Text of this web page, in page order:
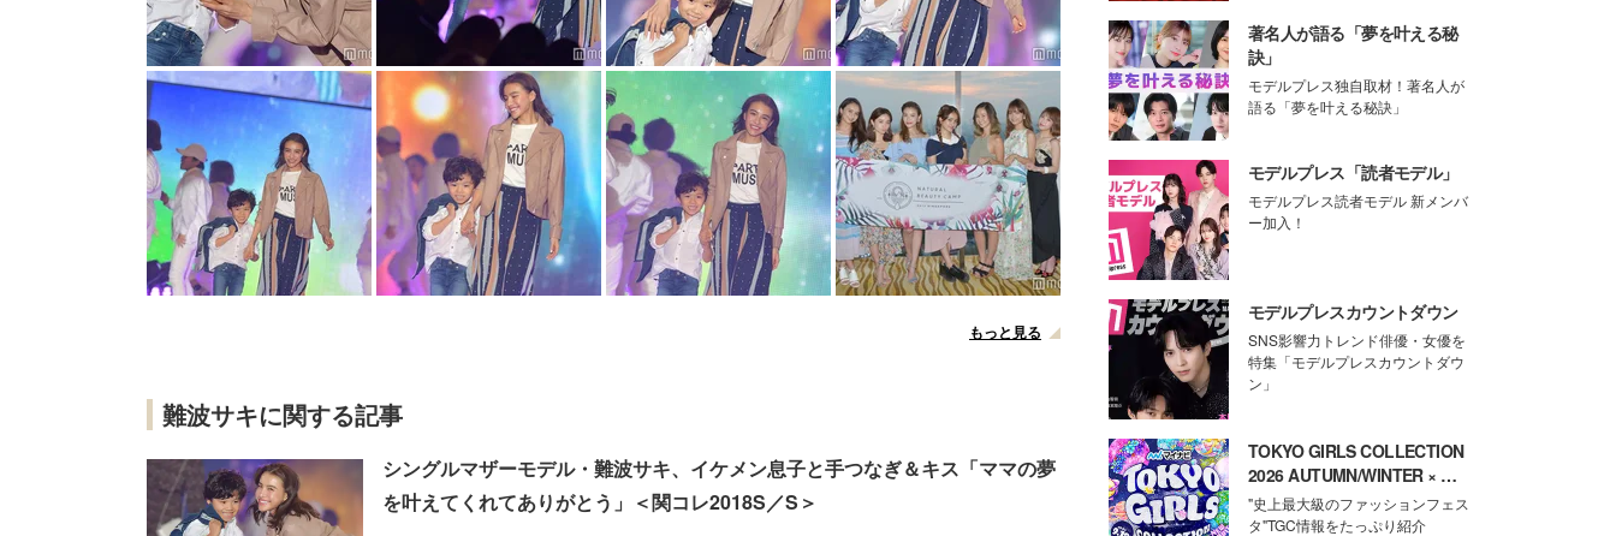
もっと見る
難波サキに関する記事
シングルマザーモデル・難波サキ、イケメン息子と手つなぎ＆キス「ママの夢
を叶えてくれてありがとう」＜関コレ2018S／S＞
著名人が語る「夢を叶える秘
訣」
モデルプレス独自取材！著名人が
語る「夢を叶える秘訣」
モデルプレス「読者モデル」
モデルプレス読者モデル 新メンバ
ー加入！
モデルプレスカウントダウン
SNS影響力トレンド俳優・女優を
特集「モデルプレスカウントダウ
ン」
TOKYO GIRLS COLLECTION
2026 AUTUMN/WINTER × モ
デルプレス
"史上最大級のファッションフェス
タ"TGC情報をたっぷり紹介